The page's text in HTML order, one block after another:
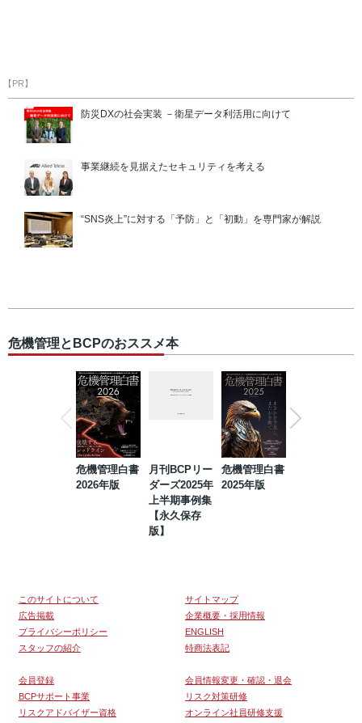
【PR】
防災DXの社会実装 －衛星データ利活用に向けて
事業継続を見据えたセキュリティを考える
“SNS炎上”に対する「予防」と「初動」を専門家が解説
危機管理とBCPのおススメ本
危機管理白書
2026年版
月刊BCPリー
ダーズ2025年
上半期事例集
【永久保存
版】
危機管理白書
2025年版
このサイトについて
サイトマップ
広告掲載
企業概要・採用情報
プライバシーポリシー
ENGLISH
スタッフの紹介
特商法表記
会員登録
会員情報変更・確認・退会
BCPサポート事業
リスク対策研修
リスクアドバイザー資格
オンライン社員研修支援